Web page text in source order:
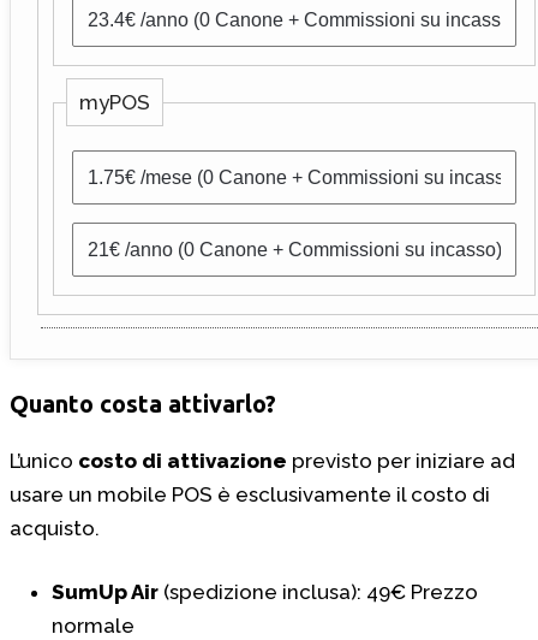
myPOS
Quanto costa attivarlo?
L’unico costo di attivazione previsto per iniziare ad
usare un mobile POS è esclusivamente il costo di
acquisto.
SumUp Air (spedizione inclusa): 49€ Prezzo
normale